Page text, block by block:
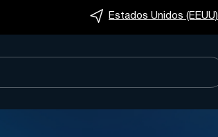
Estados Unidos (EEUU)